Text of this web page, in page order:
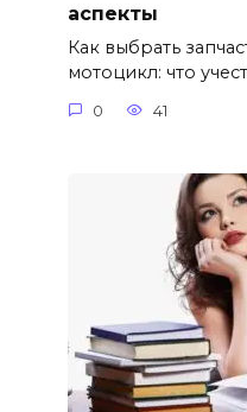
аспекты
Как выбрать
мотоцикл: что
0 41